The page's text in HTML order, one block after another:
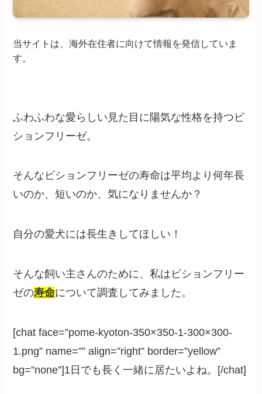
当サイトは、海外在住者に向けて情報を発信していま
す。
ふわふわな愛らしい見た目に陽気な性格を持つビ
ションフリーゼ。
そんなビションフリーゼの寿命は平均より何年長
いのか、短いのか、気になりませんか？
自分の愛犬には長生きしてほしい！
そんな飼い主さんのために、私はビションフリー
ゼの寿命について調査してみました。
[chat face=”pome-kyoton-350×350-1-300×300-
1.png” name=”” align=”right” border=”yellow”
bg=”none”]1日でも長く一緒に居たいよね。[/chat]